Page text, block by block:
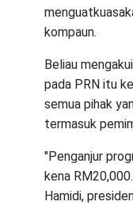
kompaun.
Beliau
pada PRN itu
semua pihak
termasuk
"Penganjur
kena
Hamidi,